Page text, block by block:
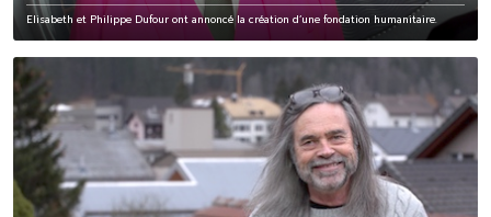
Elisabeth et Philippe Dufour ont annoncé la création d’une fondation humanitaire.